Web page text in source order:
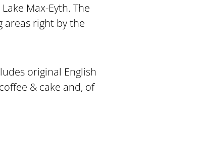
Max-Eyth. The
areas right by the
original English
& cake and, of